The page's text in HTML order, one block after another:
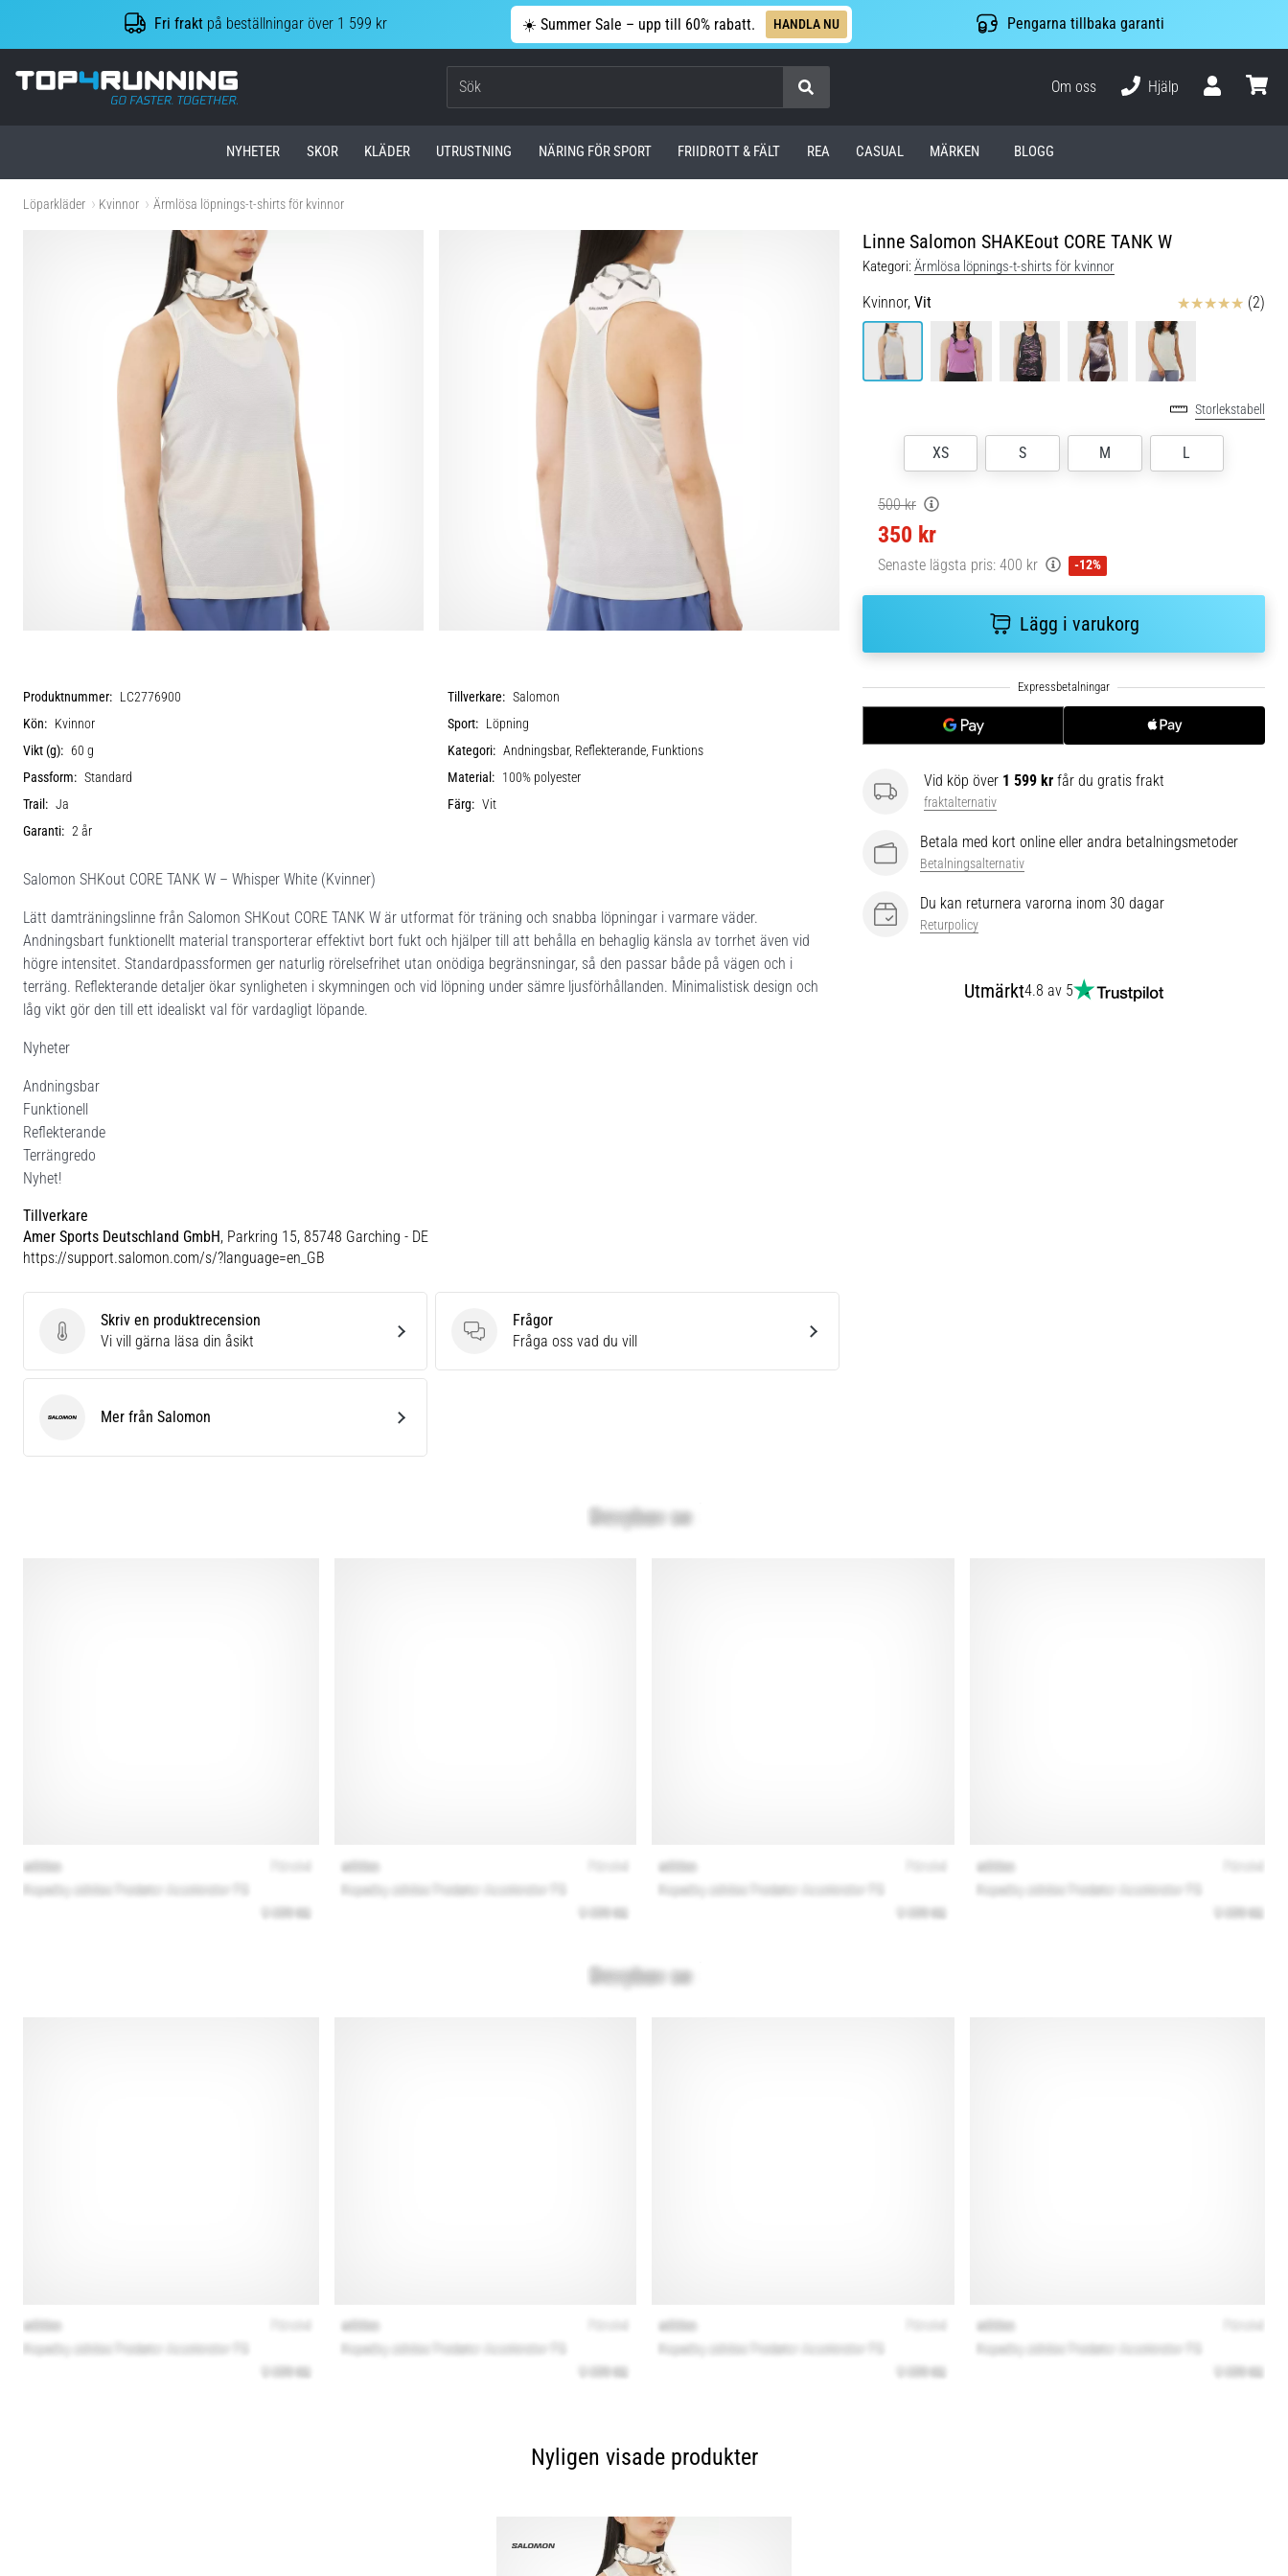
Fri frakt på beställningar över 1 599 kr ☀️ Summer Sale – upp till 60% rabatt. HANDLA NU Pengarna tillbaka garanti
Top4Running.se
Om oss
Hjälp
NYHETER SKOR KLÄDER UTRUSTNING NÄRING FÖR SPORT FRIIDROTT & FÄLT REA CASUAL MÄRKEN BLOGG
Löparkläder Kvinnor Ärmlösa löpnings-t-shirts för kvinnor
Linne Salomon SHAKEout CORE TANK W
Kategori:Ärmlösa löpnings-t-shirts för kvinnor
Kvinnor, Vit Recensioner (2)
Storlekstabell
XS S M L
500 kr
350 kr
Senaste lägsta pris: 400 kr -12%
Lägg i varukorg
Vid köp över 1 599 kr får du gratis frakt
fraktalternativ
Betala med kort online eller andra betalningsmetoder
Betalningsalternativ
Du kan returnera varorna inom 30 dagar
Returpolicy
Utmärkt4.8 av 5
Produktnummer: LC2776900 Tillverkare: Salomon
Kön: Kvinnor Sport: Löpning
Vikt (g): 60 g Kategori: Andningsbar, Reflekterande, Funktions
Passform: Standard Material: 100% polyester
Trail: Ja Färg: Vit
Garanti: 2 år
Salomon SHKout CORE TANK W – Whisper White (Kvinner)
Lätt damträningslinne från Salomon SHKout CORE TANK W är utformat för träning och snabba löpningar i varmare väder.
Andningsbart funktionellt material transporterar effektivt bort fukt och hjälper till att behålla en behaglig känsla av torrhet även vid
högre intensitet. Standardpassformen ger naturlig rörelsefrihet utan onödiga begränsningar, så den passar både på vägen och i
terräng. Reflekterande detaljer ökar synligheten i skymningen och vid löpning under sämre ljusförhållanden. Minimalistisk design och
låg vikt gör den till ett idealiskt val för vardagligt löpande.
Nyheter
Andningsbar
Funktionell
Reflekterande
Terrängredo
Nyhet!
Tillverkare
Amer Sports Deutschland GmbH, Parkring 15, 85748 Garching - DE
https://support.salomon.com/s/?language=en_GB
Skriv en produktrecension
Skriv en produktrecension
Vi vill gärna läsa din åsikt
Frågor
Frågor
Fråga oss vad du vill
SalomonMer från Salomon
Nyligen visade produkter